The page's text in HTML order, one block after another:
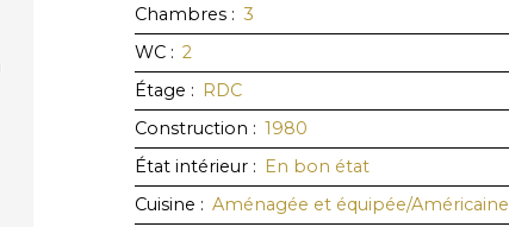
Chambres : 3
WC : 2
Étage : RDC
Construction : 1980
État intérieur : En bon état
Cuisine : Aménagée et équipée/Américaine